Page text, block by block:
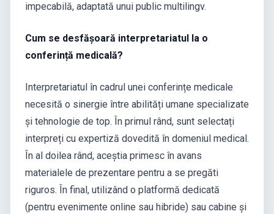
impecabilă, adaptată unui public multilingv.
Cum se desfășoară interpretariatul la o
conferință medicală?
Interpretariatul în cadrul unei conferințe medicale
necesită o sinergie între abilități umane specializate
și tehnologie de top. În primul rând, sunt selectați
interpreți cu expertiză dovedită în domeniul medical.
În al doilea rând, aceștia primesc în avans
materialele de prezentare pentru a se pregăti
riguros. În final, utilizând o platformă dedicată
(pentru evenimente online sau hibride) sau cabine și